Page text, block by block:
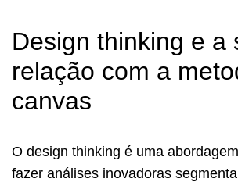
Design thinking e a
relação com a
canvas
O design thinking é uma
fazer análises inovadoras